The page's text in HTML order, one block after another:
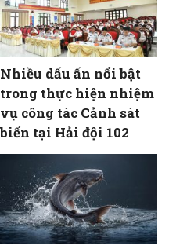
Nhiều dấu ấn nổi bật
trong thực hiện nhiệm
vụ công tác Cảnh sát
biển tại Hải đội 102